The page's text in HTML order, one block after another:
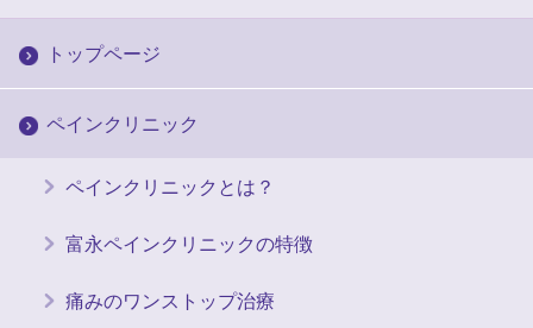
トップページ
ペインクリニック
ペインクリニックとは？
富永ペインクリニックの特徴
痛みのワンストップ治療